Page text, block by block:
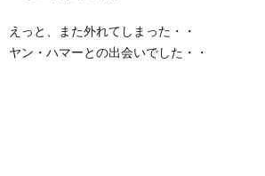
えっと、また外れてしまった・・
ヤン・ハマーとの出会いでした・・